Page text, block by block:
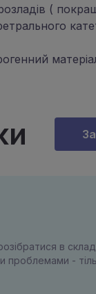
(
в
проблемами -